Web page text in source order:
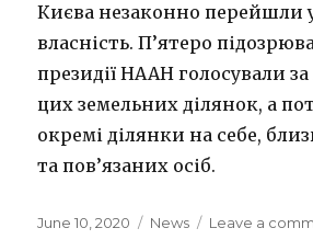
Києва незаконно перейшли
власність. П’ятеро
президії НААН голосували
цих земельних ділянок, а
окремі ділянки на себе,
та пов’язаних осіб.
Posted
June 10, 2020 Categories
News Leave a